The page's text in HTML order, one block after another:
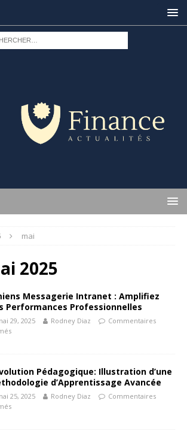
mai
2025
Messagerie Intranet : Amplifiez
Performances Professionnelles
29, 2025 Rodney Diaz
Commentaires
Pédagogique: Illustration d’une
d’Apprentissage Avancée
25, 2025 Rodney Diaz
Commentaires